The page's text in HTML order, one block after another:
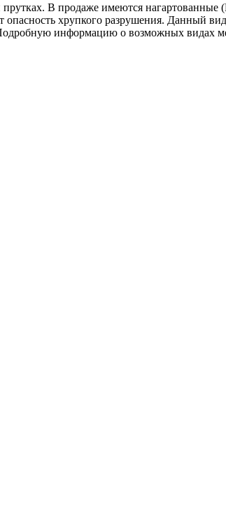
В продаже имеются
хрупкого разрушения. Данный
информацию о возможных видах